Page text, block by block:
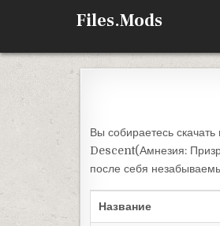
Files.Mods
Вы собираетесь
Descent(Амнезия:
после себя
Название